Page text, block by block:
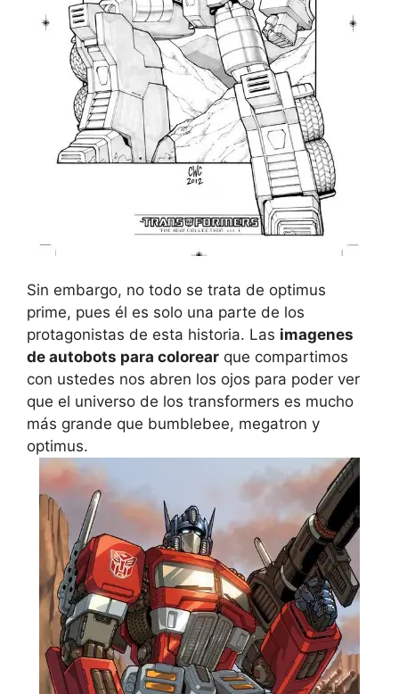
Sin embargo, no todo se trata de optimus
prime, pues él es solo una parte de los
protagonistas de esta historia. Las imagenes
de autobots para colorear que compartimos
con ustedes nos abren los ojos para poder ver
que el universo de los transformers es mucho
más grande que bumblebee, megatron y
optimus.